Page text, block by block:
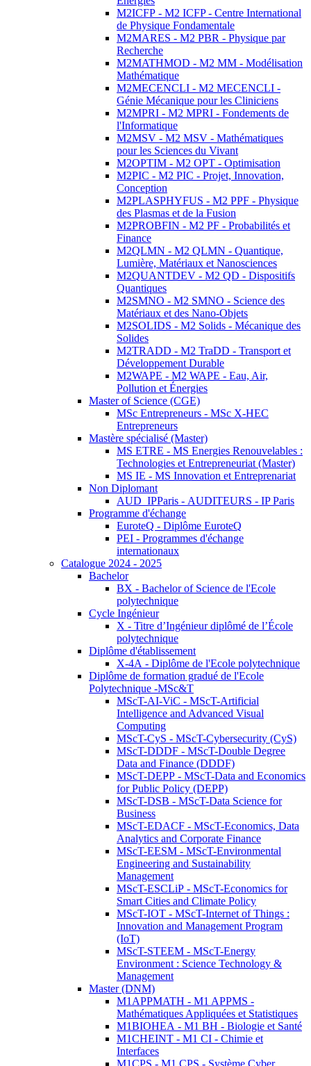
M2ICFP - M2 ICFP - Centre International
de Physique Fondamentale
M2MARES - M2 PBR - Physique par
Recherche
M2MATHMOD - M2 MM - Modélisation
Mathématique
M2MECENCLI - M2 MECENCLI -
Génie Mécanique pour les Cliniciens
M2MPRI - M2 MPRI - Fondements de
l'Informatique
M2MSV - M2 MSV - Mathématiques
pour les Sciences du Vivant
M2OPTIM - M2 OPT - Optimisation
M2PIC - M2 PIC - Projet, Innovation,
Conception
M2PLASPHYFUS - M2 PPF - Physique
des Plasmas et de la Fusion
M2PROBFIN - M2 PF - Probabilités et
Finance
M2QLMN - M2 QLMN - Quantique,
Lumière, Matériaux et Nanosciences
M2QUANTDEV - M2 QD - Dispositifs
Quantiques
M2SMNO - M2 SMNO - Science des
Matériaux et des Nano-Objets
M2SOLIDS - M2 Solids - Mécanique des
Solides
M2TRADD - M2 TraDD - Transport et
Développement Durable
M2WAPE - M2 WAPE - Eau, Air,
Pollution et Énergies
Master of Science (CGE)
MSc Entrepreneurs - MSc X-HEC
Entrepreneurs
Mastère spécialisé (Master)
MS ETRE - MS Energies Renouvelables :
Technologies et Entrepreneuriat (Master)
MS IE - MS Innovation et Entreprenariat
Non Diplomant
AUD_IPParis - AUDITEURS - IP Paris
Programme d'échange
EuroteQ - Diplôme EuroteQ
PEI - Programmes d'échange
internationaux
Catalogue 2024 - 2025
Bachelor
BX - Bachelor of Science de l'Ecole
polytechnique
Cycle Ingénieur
X - Titre d’Ingénieur diplômé de l’École
polytechnique
Diplôme d'établissement
X-4A - Diplôme de l'Ecole polytechnique
Diplôme de formation gradué de l'Ecole
Polytechnique -MSc&T
MScT-AI-ViC - MScT-Artificial
Intelligence and Advanced Visual
Computing
MScT-CyS - MScT-Cybersecurity (CyS)
MScT-DDDF - MScT-Double Degree
Data and Finance (DDDF)
MScT-DEPP - MScT-Data and Economics
for Public Policy (DEPP)
MScT-DSB - MScT-Data Science for
Business
MScT-EDACF - MScT-Economics, Data
Analytics and Corporate Finance
MScT-EESM - MScT-Environmental
Engineering and Sustainability
Management
MScT-ESCLiP - MScT-Economics for
Smart Cities and Climate Policy
MScT-IOT - MScT-Internet of Things :
Innovation and Management Program
(IoT)
MScT-STEEM - MScT-Energy
Environment : Science Technology &
Management
Master (DNM)
M1APPMATH - M1 APPMS -
Mathématiques Appliquées et Statistiques
M1BIOHEA - M1 BH - Biologie et Santé
M1CHEINT - M1 CI - Chimie et
Interfaces
M1CPS - M1 CPS - Système Cyber